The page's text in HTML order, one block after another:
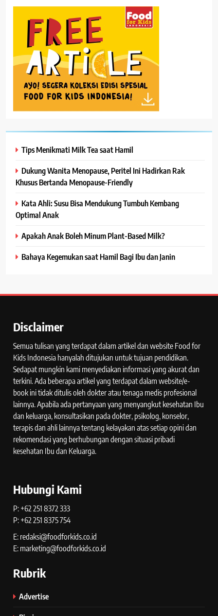
Tips Menikmati Milk Tea saat Hamil
Dukung Wanita Menopause, Peritel Ini Hadirkan Rak
Khusus Bertanda Menopause-Friendly
Kata Ahli: Susu Bisa Mendukung Tumbuh Kembang
Optimal Anak
Apakah Anak Boleh Minum Plant-Based Milk?
Bahaya Kegemukan saat Hamil Bagi Ibu dan Janin
Disclaimer
Semua tulisan yang terdapat dalam artikel dan website Food for
Kids Indonesia hanyalah ditujukan untuk tujuan pendidikan.
Sedapat mungkin kami menyediakan informasi yang akurat dan
terkini. Ada beberapa artikel yang terdapat dalam website/e-
book ini tidak ditulis oleh dokter atau tenaga medis profesional
lainnya. Apabila ada pertanyaan yang menyangkut kesehatan Ibu
dan keluarga, konsultasikan pada dokter, psikolog, konselor,
terapis dan ahli lainnya tentang kelayakan atas setiap opini dan
rekomendasi yang berhubungan dengan situasi pribadi
kesehatan Ibu dan Keluarga.
Hubungi Kami
P: +62 251 8372 333
P: +62 251 8375 754
E: redaksi@foodforkids.co.id
E: marketing@foodforkids.co.id
Rubrik
Advertise